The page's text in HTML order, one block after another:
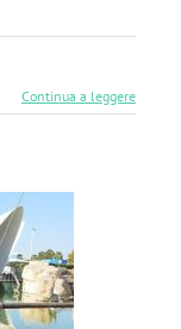
Continua a leggere